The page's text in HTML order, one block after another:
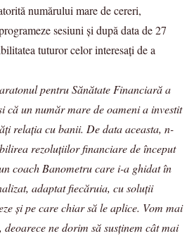
numărului mare de cereri,
sesiuni și după data de 27
tuturor celor interesați de a
pentru Sănătate Financiară a
că un număr mare de oameni a investit
relația cu banii. De data aceasta, n-
rezoluțiilor financiare de început
coach Banometru care i-a ghidat în
adaptat fiecăruia, cu soluții
și pe care chiar să le aplice. Vom mai
ne dorim să susținem cât mai